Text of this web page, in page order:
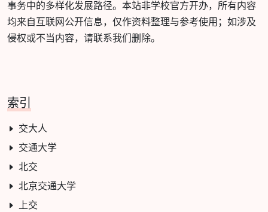
事务中的多样化发展路径。本站非学校官方开办，所有内容
均来自互联网公开信息，仅作资料整理与参考使用；如涉及
侵权或不当内容，请联系我们删除。
索引
交大人
交通大学
北交
北京交通大学
上交